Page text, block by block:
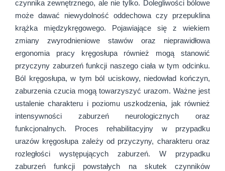
czynnika zewnętrznego, ale nie tylko. Dolegliwości bólowe
może dawać niewydolność oddechowa czy przepuklina
krążka międzykręgowego. Pojawiające się z wiekiem
zmiany zwyrodnieniowe stawów oraz nieprawidłowa
ergonomia pracy kręgosłupa również mogą stanowić
przyczyny zaburzeń funkcji naszego ciała w tym odcinku.
Ból kręgosłupa, w tym ból uciskowy, niedowład kończyn,
zaburzenia czucia mogą towarzyszyć urazom. Ważne jest
ustalenie charakteru i poziomu uszkodzenia, jak również
intensywności zaburzeń neurologicznych oraz
funkcjonalnych. Proces rehabilitacyjny w przypadku
urazów kręgosłupa zależy od przyczyny, charakteru oraz
rozległości występujących zaburzeń. W przypadku
zaburzeń funkcji powstałych na skutek czynników